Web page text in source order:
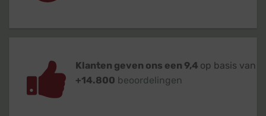
Klanten geven ons een 9,4 op basis van
+14.800 beoordelingen